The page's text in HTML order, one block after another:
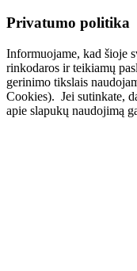
Privatumo politika
Informuojame, kad šioje
rinkodaros ir teikiamų
gerinimo tikslais
Cookies). Jei sutinkate,
apie slapukų naudojimą